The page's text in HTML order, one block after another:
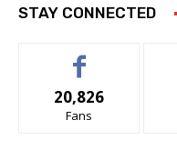
STAY CONNECTED
20,826
Fans